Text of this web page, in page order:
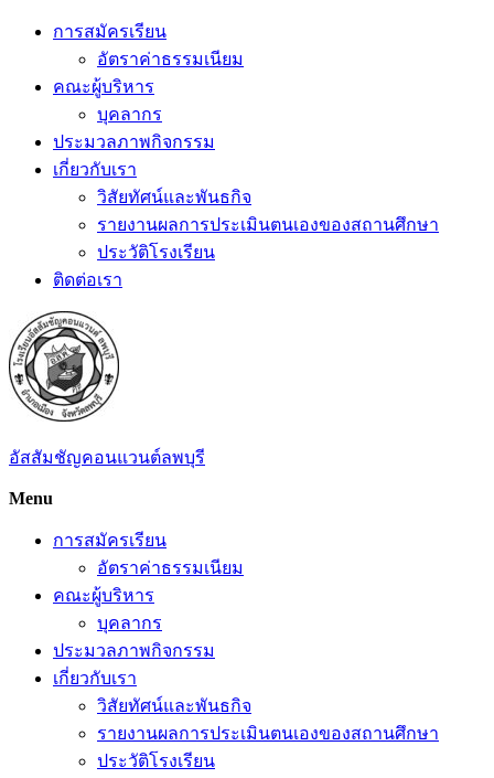
Skip
การสมัครเรียน
อัตราค่าธรรมเนียม
คณะผู้บริหาร
บุคลากร
ประมวลภาพกิจกรรม
เกี่ยวกับเรา
วิสัยทัศน์และพันธกิจ
รายงานผลการประเมินตนเองของสถานศึกษา
ประวัติโรงเรียน
ติดต่อเรา
อัสสัมชัญคอนแวนต์ลพบุรี
Menu
การสมัครเรียน
อัตราค่าธรรมเนียม
คณะผู้บริหาร
บุคลากร
ประมวลภาพกิจกรรม
เกี่ยวกับเรา
วิสัยทัศน์และพันธกิจ
รายงานผลการประเมินตนเองของสถานศึกษา
ประวัติโรงเรียน